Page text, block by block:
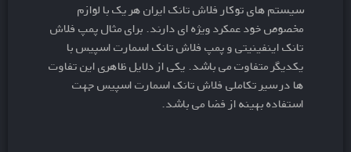
سیستم های توکار فلاش تانک ایران هر یک با لوازم
مخصوص خود عمکرد ویژه ای دارند. برای مثال پمپ فلاش
تانک اینفینیتی و پمپ فلاش تانک اسمارت اسپیس با
یکدیگر متفاوت می باشد. یکی از دلایل ظاهری این تفاوت
ها در سیر تکاملی فلاش تانک اسمارت اسپیس جهت
استفاده بهینه از فضا می باشد.